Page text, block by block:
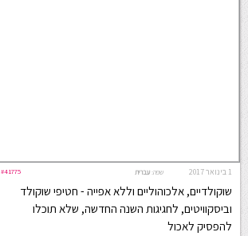
1 בינואר 2017 #41775 שפה: עברית
שוקולדיים, אלכוהוליים וללא אפייה - חטיפי שוקולד
וביסקוויטים, לחגיגות השנה החדשה, שלא תוכלו
להפסיק לאכול